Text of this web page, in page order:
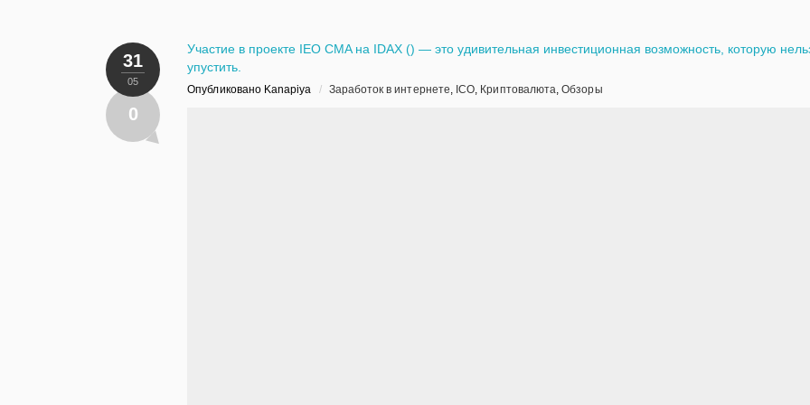
31
05
0
Участие в проекте IEO CMA на IDAX () — это удивительная инвестиционная возможность, которую
упустить.
Опубликовано Kanapiya / Заработок в интернете, ICO, Криптовалюта,Обзоры